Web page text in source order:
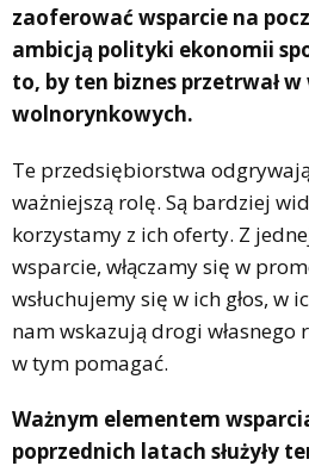
zaoferować wsparcie na
ambicją polityki ekonomii
to, by ten biznes przetrwał
wolnorynkowych.
Te przedsiębiorstwa
ważniejszą rolę. Są bardziej
korzystamy z ich oferty. Z
wsparcie, włączamy się w
wsłuchujemy się w ich głos, w
nam wskazują drogi
w tym pomagać.
Ważnym elementem
poprzednich latach służyły